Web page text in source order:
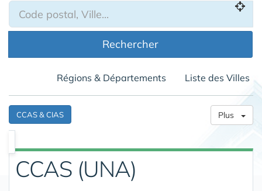
Rechercher
Régions & Départements Liste des Villes
CCAS & CIAS Plus
CCAS (UNA)